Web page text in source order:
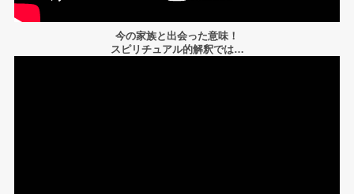
今の家族と出会った意味！
スピリチュアル的解釈では…